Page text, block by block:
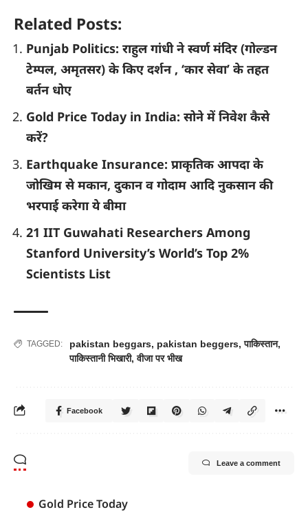
Related Posts:
Punjab Politics: राहुल गांधी ने स्वर्ण मंदिर (गोल्डन
टेम्पल, अमृतसर) के किए दर्शन , ‘कार सेवा’ के तहत
बर्तन धोए
Gold Price Today in India: सोने में निवेश कैसे
करें?
Earthquake Insurance: प्राकृतिक आपदा के
जोखिम से मकान, दुकान व गोदाम आदि नुकसान की
भरपाई करेगा ये बीमा
21 IIT Guwahati Researchers Among
Stanford University’s World’s Top 2%
Scientists List
TAGGED: pakistan beggars, pakistan beggers,पाकिस्तान,
पाकिस्तानी भिखारी,वीजा पर भीख
Facebook
Leave a comment
Gold Price Today